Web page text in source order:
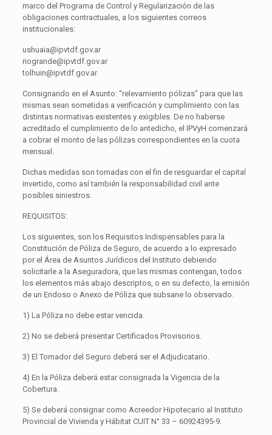
marco del Programa de Control y Regularización de las
obligaciones contractuales, a los siguientes correos
institucionales:
ushuaia@ipvtdf.gov.ar
riogrande@ipvtdf.gov.ar
tolhuin@ipvtdf.gov.ar
Consignando en el Asunto: “relevamiento pólizas” para que las
mismas sean sometidas a verificación y cumplimiento con las
distintas normativas existentes y exigibles. De no haberse
acreditado el cumplimiento de lo antedicho, el IPVyH comenzará
a cobrar el monto de las pólizas correspondientes en la cuota
mensual.
Dichas medidas son tomadas con el fin de resguardar el capital
invertido, como así también la responsabilidad civil ante
posibles siniestros.
REQUISITOS:
Los siguientes, son los Requisitos Indispensables para la
Constitución de Póliza de Seguro, de acuerdo a lo expresado
por el Área de Asuntos Jurídicos del Instituto debiendo
solicitarle a la Aseguradora, que las mismas contengan, todos
los elementos más abajo descriptos, o en su defecto, la emisión
de un Endoso o Anexo de Póliza que subsane lo observado.
1) La Póliza no debe estar vencida.
2) No se deberá presentar Certificados Provisorios.
3) El Tomador del Seguro deberá ser el Adjudicatario.
4) En la Póliza deberá estar consignada la Vigencia de la
Cobertura.
5) Se deberá consignar como Acreedor Hipotecario al Instituto
Provincial de Vivienda y Hábitat CUIT N° 33 – 60924395-9.